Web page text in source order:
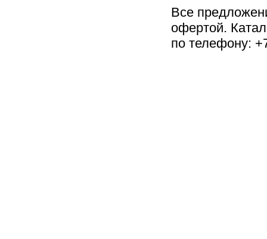
Все
офертой.
по телефону: